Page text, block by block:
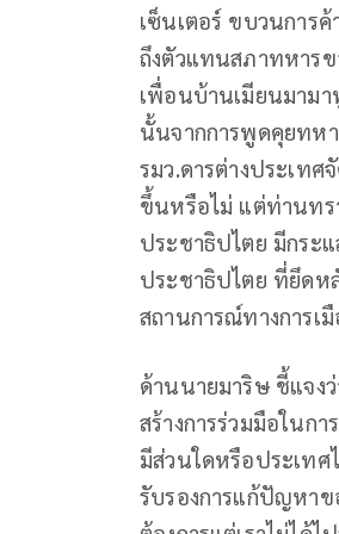
เซ็นเตอร์ ขบวนการ
ถึงตัวแทนสภาทหาร
เพื่อนบ้านเมียนมาม
นั้นจากการพูดคุยทหา
รมว.ดารต่างประเท
ขึ้นหรือไม่ แต่ท่านทร
ประชาธิปไตย มีกระแ
ประชาธิปไตย ที่ยึดห
สถานการณ์ทางการเ
ด้านนายมาริษ ชี้แจง
สร้างการร่วมมือในก
มีส่วนใดหรือประเทศ
รับรองการแก้ปัญหาข